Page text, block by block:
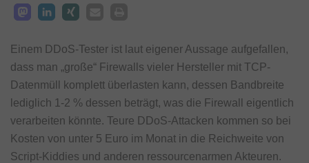
Einem DDoS-Tester ist laut eigener Aussage aufgefallen,
dass man „große“ Firewalls vieler Hersteller mit TCP-
Datenmüll komplett überlasten kann, dessen Bandbreite
lediglich 1-2 % dessen beträgt, was die Firewall eigentlich
verarbeiten könnte. Teure DDoS-Attacken kommen so bei
Kosten von unter 5 Euro im Monat in die Reichweite von
Script-Kiddies und anderen ressourcenarmen Akteuren.